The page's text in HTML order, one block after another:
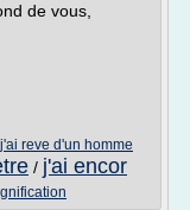
de vous,
j'ai reve d'un homme
/ j'ai encor